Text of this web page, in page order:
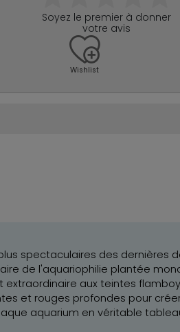
Soyez le premier à donner
votre avis
Wishlist
spectaculaires des dernières
de l'aquariophilie plantée
aux teintes
et rouges profondes pour
aquarium en véritable